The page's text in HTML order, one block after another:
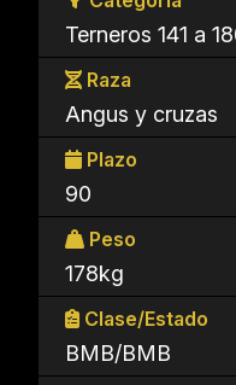
Terneros 141 a
Raza
Angus y cruzas
Plazo
90
Peso
178kg
Clase/Estado
BMB/BMB